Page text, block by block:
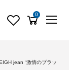
0
jean “激情のブラッ